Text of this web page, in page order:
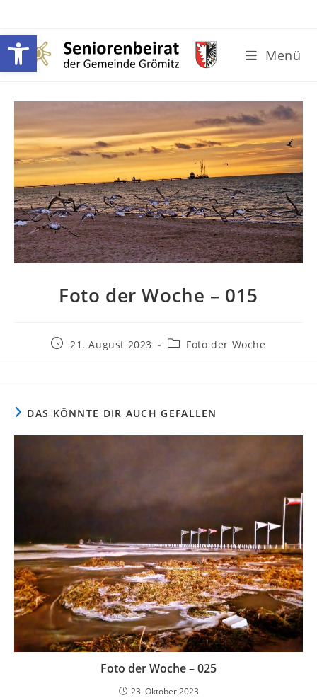
Werkzeugleiste öffnen
springen
Menü
Foto der Woche – 015
Beitrag21. August 2023
Beitrags-
Foto der Woche
DAS KÖNNTE DIR AUCH GEFALLEN
Foto der Woche – 025
23. Oktober 2023